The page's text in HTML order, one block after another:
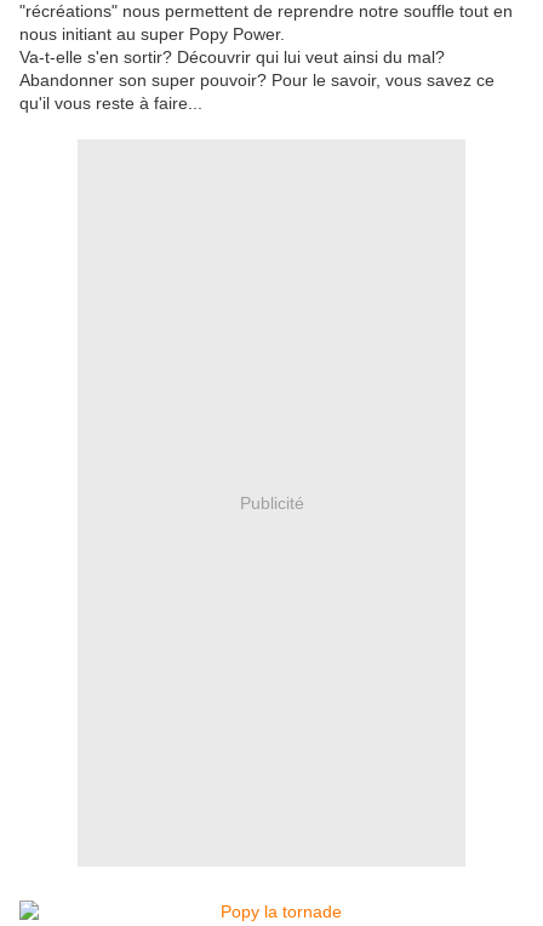
"récréations" nous permettent de reprendre notre souffle tout en
nous initiant au super Popy Power.
Va-t-elle s'en sortir? Découvrir qui lui veut ainsi du mal?
Abandonner son super pouvoir? Pour le savoir, vous savez ce
qu'il vous reste à faire...
Publicité